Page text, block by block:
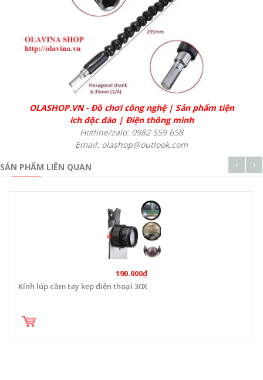
OLASHOP.VN- Đồ chơi công nghệ| Sản phẩm tiện
ích độc đáo| Điện thông minh
Hotline/zalo: 0982 559 658
Email: olashop@outlook.com
SẢN PHẨM LIÊN QUAN
190.000₫
Kính lúp cầm tay kẹp điện thoại 30X